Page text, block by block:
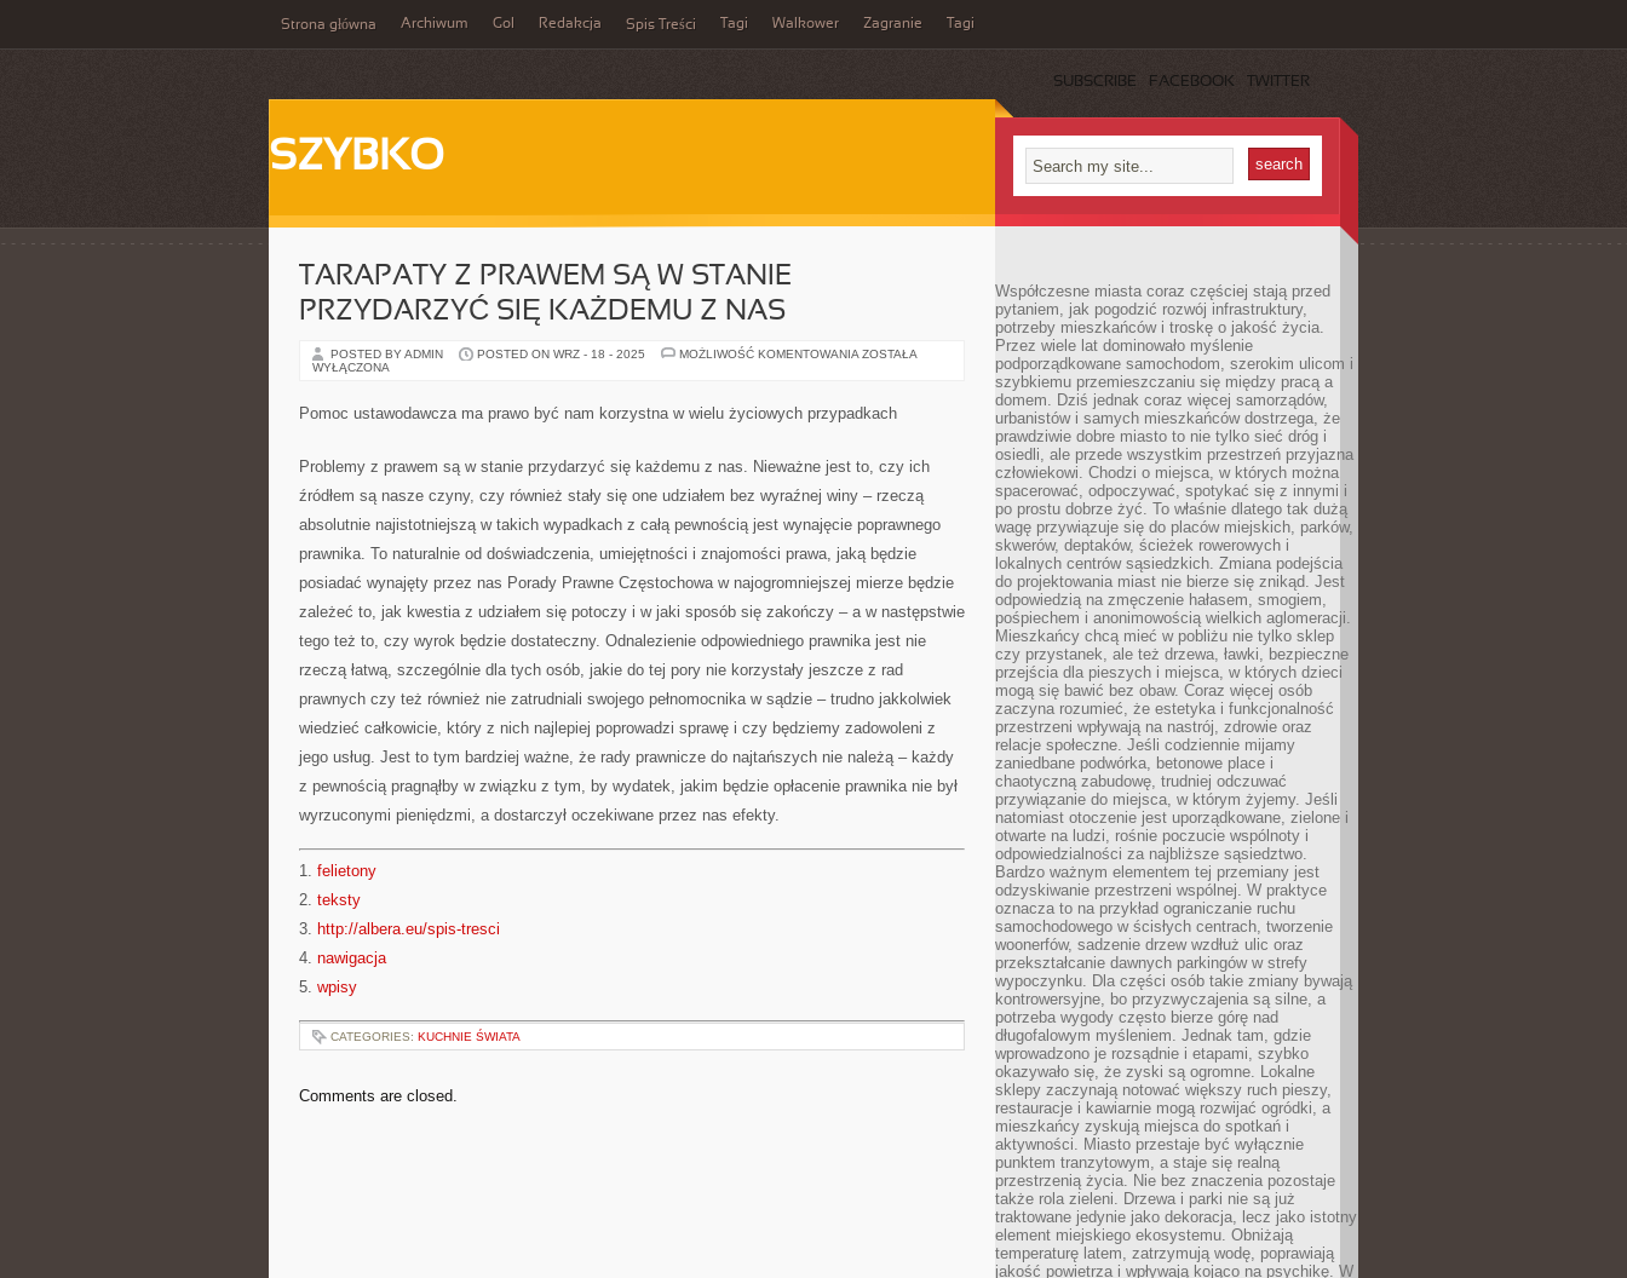
Strona główna Archiwum Gol Redakcja Spis Treści Tagi Walkower Zagranie Tagi
SUBSCRIBE FACEBOOK TWITTER
SZYBKO
TARAPATY Z PRAWEM SĄ W STANIE
PRZYDARZYĆ SIĘ KAŻDEMU Z NAS
POSTED BY ADMIN POSTED ON WRZ - 18 - 2025 MOŻLIWOŚĆ KOMENTOWANIA TARAPATY
W
STANIE
KAŻDEMU
Z
ZOSTAŁA
WYŁĄCZONA
Pomoc ustawodawcza ma prawo być nam korzystna w wielu życiowych przypadkach
Problemy z prawem są w stanie przydarzyć się każdemu z nas. Nieważne jest to, czy ich
źródłem są nasze czyny, czy również stały się one udziałem bez wyraźnej winy – rzeczą
absolutnie najistotniejszą w takich wypadkach z całą pewnością jest wynajęcie poprawnego
prawnika. To naturalnie od doświadczenia, umiejętności i znajomości prawa, jaką będzie
posiadać wynajęty przez nas Porady Prawne Częstochowa w najogromniejszej mierze będzie
zależeć to, jak kwestia z udziałem się potoczy i w jaki sposób się zakończy – a w następstwie
tego też to, czy wyrok będzie dostateczny. Odnalezienie odpowiedniego prawnika jest nie
rzeczą łatwą, szczególnie dla tych osób, jakie do tej pory nie korzystały jeszcze z rad
prawnych czy też również nie zatrudniali swojego pełnomocnika w sądzie – trudno jakkolwiek
wiedzieć całkowicie, który z nich najlepiej poprowadzi sprawę i czy będziemy zadowoleni z
jego usług. Jest to tym bardziej ważne, że rady prawnicze do najtańszych nie należą – każdy
z pewnością pragnąłby w związku z tym, by wydatek, jakim będzie opłacenie prawnika nie był
wyrzuconymi pieniędzmi, a dostarczył oczekiwane przez nas efekty.
1. felietony
2. teksty
3. http://albera.eu/spis-tresci
4. nawigacja
5. wpisy
CATEGORIES: KUCHNIE ŚWIATA
Comments are closed.
Współczesne miasta coraz częściej stają przed
pytaniem, jak pogodzić rozwój infrastruktury,
potrzeby mieszkańców i troskę o jakość życia.
Przez wiele lat dominowało myślenie
podporządkowane samochodom, szerokim ulicom i
szybkiemu przemieszczaniu się między pracą a
domem. Dziś jednak coraz więcej samorządów,
urbanistów i samych mieszkańców dostrzega, że
prawdziwie dobre miasto to nie tylko sieć dróg i
osiedli, ale przede wszystkim przestrzeń przyjazna
człowiekowi. Chodzi o miejsca, w których można
spacerować, odpoczywać, spotykać się z innymi i
po prostu dobrze żyć. To właśnie dlatego tak dużą
wagę przywiązuje się do placów miejskich, parków,
skwerów, deptaków, ścieżek rowerowych i
lokalnych centrów sąsiedzkich. Zmiana podejścia
do projektowania miast nie bierze się znikąd. Jest
odpowiedzią na zmęczenie hałasem, smogiem,
pośpiechem i anonimowością wielkich aglomeracji.
Mieszkańcy chcą mieć w pobliżu nie tylko sklep
czy przystanek, ale też drzewa, ławki, bezpieczne
przejścia dla pieszych i miejsca, w których dzieci
mogą się bawić bez obaw. Coraz więcej osób
zaczyna rozumieć, że estetyka i funkcjonalność
przestrzeni wpływają na nastrój, zdrowie oraz
relacje społeczne. Jeśli codziennie mijamy
zaniedbane podwórka, betonowe place i
chaotyczną zabudowę, trudniej odczuwać
przywiązanie do miejsca, w którym żyjemy. Jeśli
natomiast otoczenie jest uporządkowane, zielone i
otwarte na ludzi, rośnie poczucie wspólnoty i
odpowiedzialności za najbliższe sąsiedztwo.
Bardzo ważnym elementem tej przemiany jest
odzyskiwanie przestrzeni wspólnej. W praktyce
oznacza to na przykład ograniczanie ruchu
samochodowego w ścisłych centrach, tworzenie
woonerfów, sadzenie drzew wzdłuż ulic oraz
przekształcanie dawnych parkingów w strefy
wypoczynku. Dla części osób takie zmiany bywają
kontrowersyjne, bo przyzwyczajenia są silne, a
potrzeba wygody często bierze górę nad
długofalowym myśleniem. Jednak tam, gdzie
wprowadzono je rozsądnie i etapami, szybko
okazywało się, że zyski są ogromne. Lokalne
sklepy zaczynają notować większy ruch pieszy,
restauracje i kawiarnie mogą rozwijać ogródki, a
mieszkańcy zyskują miejsca do spotkań i
aktywności. Miasto przestaje być wyłącznie
punktem tranzytowym, a staje się realną
przestrzenią życia. Nie bez znaczenia pozostaje
także rola zieleni. Drzewa i parki nie są już
traktowane jedynie jako dekoracja, lecz jako istotny
element miejskiego ekosystemu. Obniżają
temperaturę latem, zatrzymują wodę, poprawiają
jakość powietrza i wpływają kojąco na psychikę. W